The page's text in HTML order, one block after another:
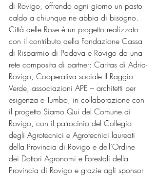
di Rovigo, offrendo ogni giorno un pasto
caldo a chiunque ne abbia di bisogno.
Città delle Rose è un progetto realizzato
con il contributo della Fondazione Cassa
di Risparmio di Padova e Rovigo da una
rete composita di partner: Caritas di Adria-
Rovigo, Cooperativa sociale Il Raggio
Verde, associazioni APE – architetti per
esigenza e Tumbo, in collaborazione con
il progetto Siamo Qui del Comune di
Rovigo, con il patrocinio del Collegio
degli Agrotecnici e Agrotecnici laureati
della Provincia di Rovigo e dell’Ordine
dei Dottori Agronomi e Forestali della
Provincia di Rovigo e grazie agli sponsor